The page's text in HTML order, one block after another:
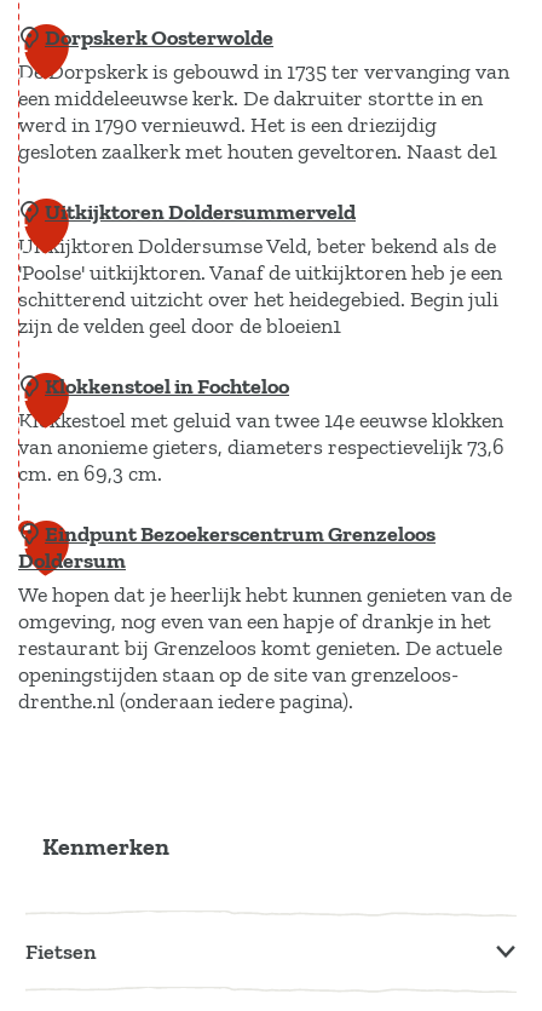
p
l
a
s
C
a
n
a
d
a
m
e
e
r
L
a
n
g
e
D
i
j
k
e
1
5
Dorpskerk Oosterwolde
De Dorpskerk is gebouwd in 1735 ter vervanging van
een middeleeuwse kerk. De dakruiter stortte in en
werd in 1790 vernieuwd. Het is een driezijdig
gesloten zaalkerk met houten geveltoren. Naast de1
D
o
r
p
s
k
e
r
k
O
o
s
t
e
r
1
6
Uitkijktoren Doldersummerveld
Uitkijktoren Doldersumse Veld, beter bekend als de
'Poolse' uitkijktoren. Vanaf de uitkijktoren heb je een
schitterend uitzicht over het heidegebied. Begin juli
zijn de velden geel door de bloeien1
U
i
t
k
i
j
k
t
o
r
r
s
1
7
Klokkenstoel in Fochteloo
Klokkestoel met geluid van twee 14e eeuwse klokken
van anonieme gieters, diameters respectievelijk 73,6
cm. en 69,3 cm.
K
l
o
k
k
e
1
8
Eindpunt Bezoekerscentrum Grenzeloos
Doldersum
We hopen dat je heerlijk hebt kunnen genieten van de
omgeving, nog even van een hapje of drankje in het
restaurant bij Grenzeloos komt genieten. De actuele
openingstijden staan op de site van grenzeloos-
drenthe.nl (onderaan iedere pagina).
n
Kenmerken
Fietsen